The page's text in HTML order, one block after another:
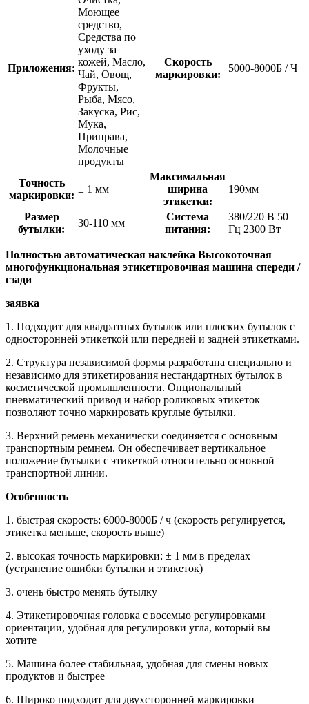
Приложения:
Моющее
средство,
Средства по
уходу за
кожей, Масло,
Чай, Овощ,
Фрукты,
Рыба, Мясо,
Закуска, Рис,
Мука,
Приправа,
Молочные
продукты
Скорость
маркировки:
5000-8000Б / Ч
Точность
маркировки:
± 1 мм
Максимальная
ширина
этикетки:
190мм
Размер
бутылки:
30-110 мм
Система
питания:
380/220 В 50
Гц 2300 Вт
Полностью автоматическая наклейка Высокоточная
многофункциональная этикетировочная машина спереди /
сзади
заявка
1. Подходит для квадратных бутылок или плоских бутылок с
односторонней этикеткой или передней и задней этикетками.
2. Структура независимой формы разработана специально и
независимо для этикетирования нестандартных бутылок в
косметической промышленности. Опциональный
пневматический привод и набор роликовых этикеток
позволяют точно маркировать круглые бутылки.
3. Верхний ремень механически соединяется с основным
транспортным ремнем. Он обеспечивает вертикальное
положение бутылки с этикеткой относительно основной
транспортной линии.
Особенность
1. быстрая скорость: 6000-8000Б / ч (скорость регулируется,
этикетка меньше, скорость выше)
2. высокая точность маркировки: ± 1 мм в пределах
(устранение ошибки бутылки и этикеток)
3. очень быстро менять бутылку
4. Этикетировочная головка с восемью регулировками
ориентации, удобная для регулировки угла, который вы
хотите
5. Машина более стабильная, удобная для смены новых
продуктов и быстрее
6. Широко подходит для двухсторонней маркировки